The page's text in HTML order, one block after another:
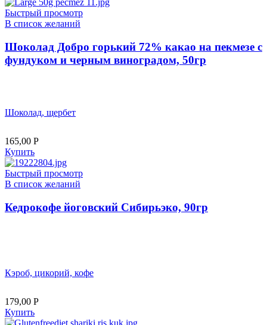
Быстрый просмотр
В список желаний
Шоколад Добро горький 72% какао на пекмезе с
фундуком и черным виноградом, 50гр
Шоколад, щербет
165,00 Р
Купить
Быстрый просмотр
В список желаний
Кедрокофе йоговский Сибирьэко, 90гр
Кэроб, цикорий, кофе
179,00 Р
Купить